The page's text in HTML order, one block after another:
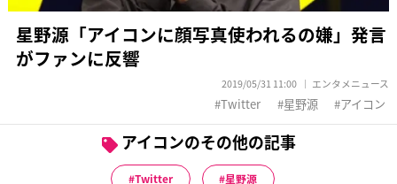
星野源「アイコンに顔写真使われるの嫌」発言
がファンに反響
2019/05/31 11:00 エンタメニュース
Twitter 星野源 アイコン
アイコンのその他の記事
Twitter 星野源